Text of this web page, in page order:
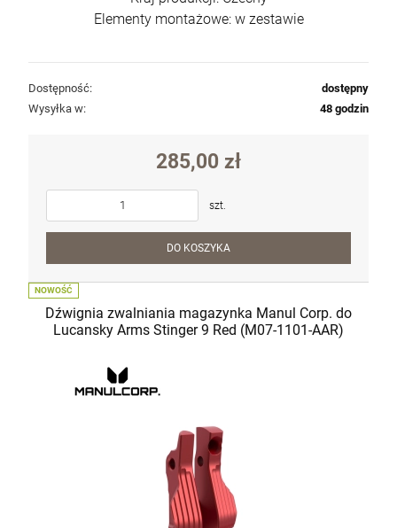
Elementy montażowe: w zestawie
Dostępność:
dostępny
Wysyłka w:
48 godzin
285,00 zł
szt.
DO KOSZYKA
Dźwignia zwalniania magazynka Manul Corp. do
Lucansky Arms Stinger 9 Red (M07-1101-AAR)
NOWOŚĆ